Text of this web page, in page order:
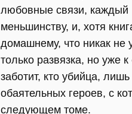
любовные связи, каждый
меньшинству, и, хотя
домашнему, что никак не
только развязка, но уже
заботит, кто убийца,
обаятельных героев, с
следующем томе.